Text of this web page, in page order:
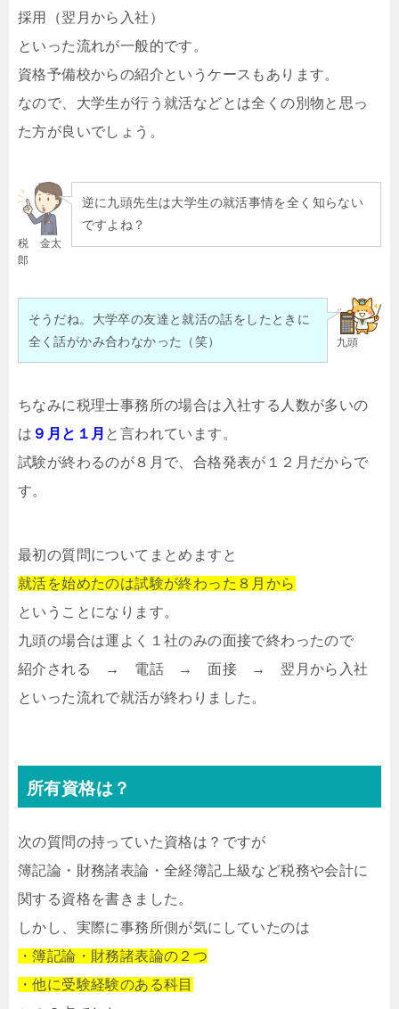
採用（翌月から入社）
といった流れが一般的です。
資格予備校からの紹介というケースもあります。
なので、大学生が行う就活などとは全くの別物と思っ
た方が良いでしょう。
税 金太
郎
逆に九頭先生は大学生の就活事情を全く知らない
ですよね？
九頭
そうだね。大学卒の友達と就活の話をしたときに
全く話がかみ合わなかった（笑）
ちなみに税理士事務所の場合は入社する人数が多いの
は ９月と１月 と言われています。
試験が終わるのが８月で、合格発表が１２月だからで
す。
最初の質問についてまとめますと
就活を始めたのは試験が終わった８月から
ということになります。
九頭の場合は運よく１社のみの面接で終わったので
紹介される → 電話 → 面接 → 翌月から入社
といった流れで就活が終わりました。
所有資格は？
次の質問の持っていた資格は？ですが
簿記論・財務諸表論・全経簿記上級など税務や会計に
関する資格を書きました。
しかし、実際に事務所側が気にしていたのは
・簿記論・財務諸表論の２つ
・他に受験経験のある科目